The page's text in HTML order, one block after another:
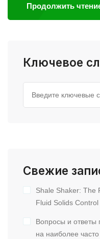
Продолжить
Ключевое
Свежие
Shale Shaker: The
Fluid Solids Control
Вопросы и ответы
на наиболее